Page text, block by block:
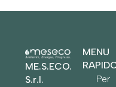
ME.S.ECO.
S.r.l.
MENU
Per